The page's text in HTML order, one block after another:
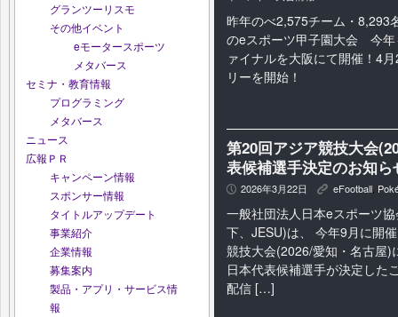
グランツーリスモ
その他イベント
eモータースポーツ
メタバース
セミナ・教育情報
プログラミング
メタバース
ニュース
広報ＰＲ
キャンペーン情報
スポンサー情報
タイトルアップデート
事業紹介
企業情報
募集案内
製品・アプリ・サービス情
報
昨年のべ2,575チーム・8,293
のeスポーツ甲子園大会 今年
ァイナルを大阪にて開催！4
リーを開始！
第20回アジア競技大会
表候補選手決定のお知ら
P 2026年3月22日 K eFootball
一般社団法人日本eスポーツ
下、JESU)は、 今年9月に開
競技大会(2026/愛知・名古屋)
日本代表候補選手が決定した
配信 […]